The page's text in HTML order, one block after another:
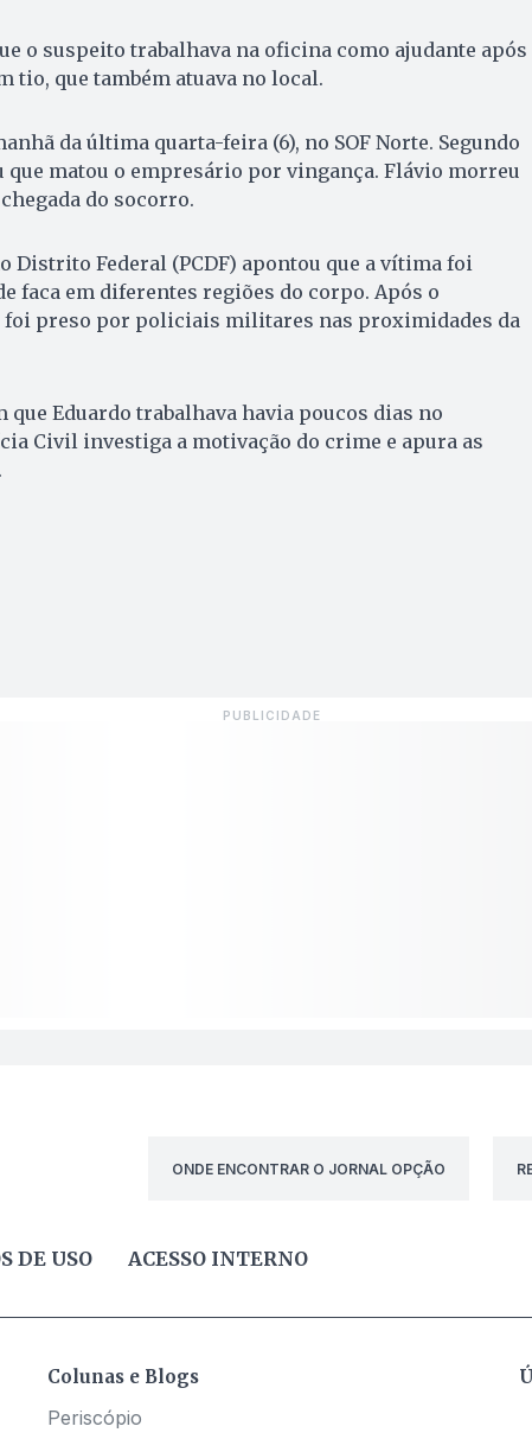
o suspeito trabalhava na oficina como ajudante após
tio, que também atuava no local.
da última quarta-feira (6), no SOF Norte. Segundo
que matou o empresário por vingança. Flávio morreu
do socorro.
Distrito Federal (PCDF) apontou que a vítima foi
faca em diferentes regiões do corpo. Após o
foi preso por policiais militares nas proximidades da
Eduardo trabalhava havia poucos dias no
Civil investiga a motivação do crime e apura as
ONDE ENCONTRAR O JORNAL OPÇÃO
DE USO ACESSO INTERNO
Colunas e Blogs
Periscópio